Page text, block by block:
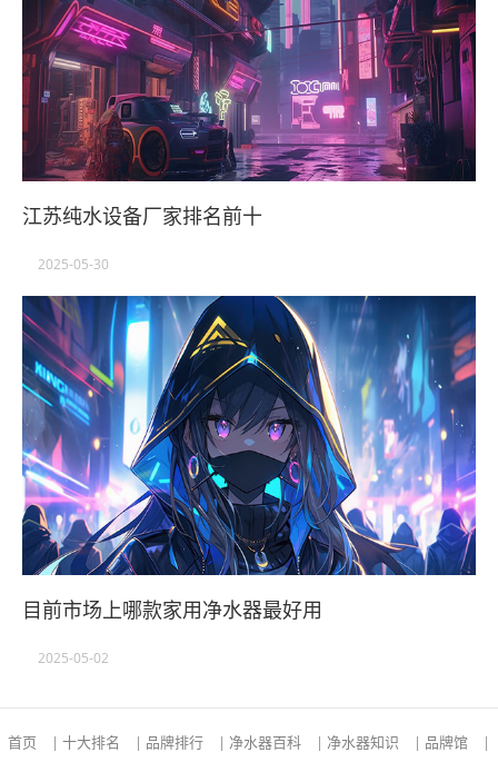
江苏纯水设备厂家排名前十
2025-05-30
目前市场上哪款家用净水器最好用
2025-05-02
首页 | 十大排名 | 品牌排行 | 净水器百科 | 净水器知识 | 品牌馆 |